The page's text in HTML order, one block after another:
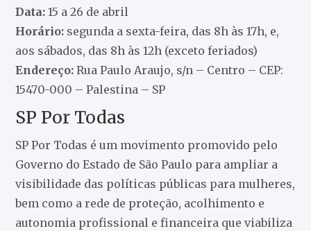
Data: 15 a 26 de abril
Horário:segunda a sexta-feira, das 8h às 17h, e,
aos sábados, das 8h às 12h (exceto feriados)
Endereço: Rua Paulo Araujo, s/n – Centro – CEP:
15470-000 – Palestina – SP
SP Por Todas
SP Por Todas é um movimento promovido pelo
Governo do Estado de São Paulo para ampliar a
visibilidade das políticas públicas para mulheres,
bem como a rede de proteção, acolhimento e
autonomia profissional e financeira que viabiliza